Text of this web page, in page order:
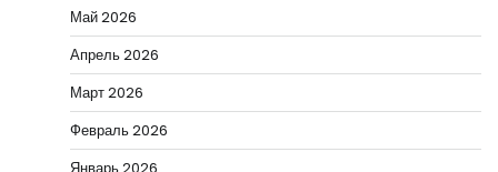
Май 2026
Апрель 2026
Март 2026
Февраль 2026